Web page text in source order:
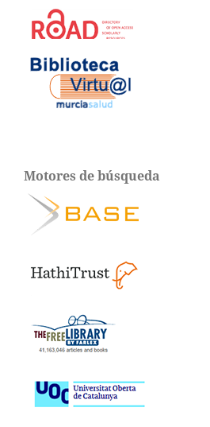
Motores de búsqueda